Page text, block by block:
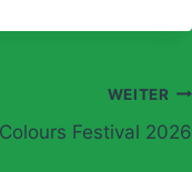
WEITER
Festival 2026